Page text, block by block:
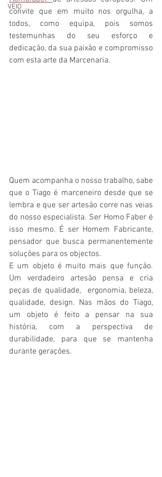
VEIO
convite que em muito nos orgulha, a
todos, como equipa, pois somos
testemunhas do seu esforço e
dedicação, da sua paixão e compromisso
com esta arte da Marcenaria.
Quem acompanha o nosso trabalho, sabe
que o Tiago é marceneiro desde que se
lembra e que ser artesão corre nas veias
do nosso especialista. Ser Homo Faber é
isso mesmo. É ser Homem Fabricante,
pensador que busca permanentemente
soluções para os objectos.
E um objeto é muito mais que função.
Um verdadeiro artesão pensa e cria
peças de qualidade,  ergonomia, beleza,
qualidade, design. Nas mãos do Tiago,
um objeto é feito a pensar na sua
história, com a perspectiva de
durabilidade, para que se mantenha
durante gerações.